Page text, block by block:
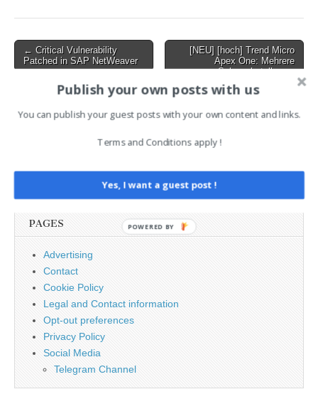
Post
navigation
← Critical Vulnerability
Patched in SAP NetWeaver
[NEU] [hoch] Trend Micro
Apex One: Mehrere
Schwachstellen →
AI News Brief
PAGES
Advertising
Contact
Cookie Policy
Legal and Contact information
Opt-out preferences
Privacy Policy
Social Media
Telegram Channel
Publish your own posts with us
You can publish your guest posts with your own content and links.
Terms and Conditions apply !
Yes, I want a guest post !
POWERED BY